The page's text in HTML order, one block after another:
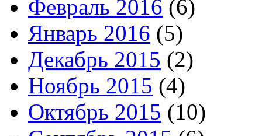
Февраль 2016 (6)
Январь 2016 (5)
Декабрь 2015 (2)
Ноябрь 2015 (4)
Октябрь 2015 (10)